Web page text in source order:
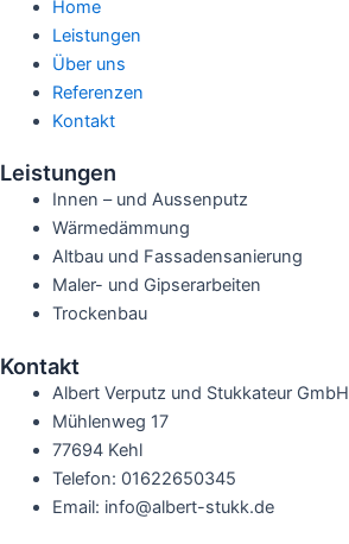
Home
Leistungen
Über uns
Referenzen
Kontakt
Leistungen
Innen – und Aussenputz
Wärmedämmung
Altbau und Fassadensanierung
Maler- und Gipserarbeiten
Trockenbau
Kontakt
Albert Verputz und Stukkateur GmbH
Mühlenweg 17
77694 Kehl
Telefon: 01622650345
Email: info@albert-stukk.de